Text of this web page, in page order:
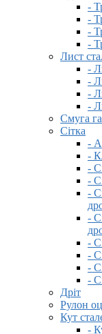
-
-
-
-
Лист
-
-
-
-
Смуга
Сітка
-
-
-
-
-
-
-
-
-
-
Дріт
Рулон
Кут
-